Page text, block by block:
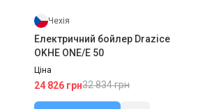
Чехія
Електричний бойлер Drazice
OKHE ONE/E 50
Ціна
24 826 грн32 834 грн